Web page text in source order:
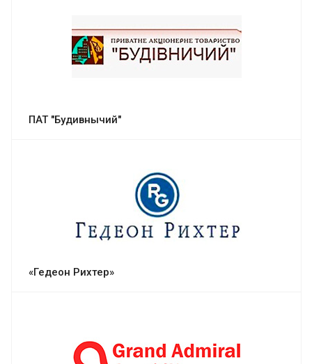
ПАТ "Будивнычий"
«Гедеон Рихтер»